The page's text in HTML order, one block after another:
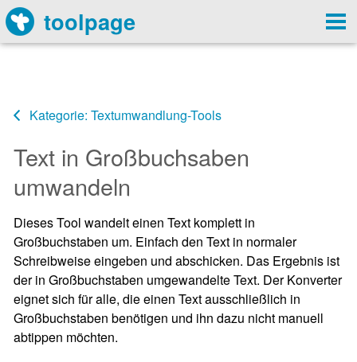
toolpage
Kategorie: Textumwandlung-Tools
Text in Großbuchsaben
umwandeln
Dieses Tool wandelt einen Text komplett in
Großbuchstaben um. Einfach den Text in normaler
Schreibweise eingeben und abschicken. Das Ergebnis ist
der in Großbuchstaben umgewandelte Text. Der Konverter
eignet sich für alle, die einen Text ausschließlich in
Großbuchstaben benötigen und ihn dazu nicht manuell
abtippen möchten.